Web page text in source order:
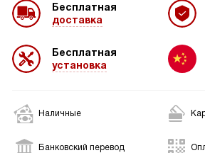
Бесплатная
доставка
Бесплатная
установка
Наличные
Банковский перевод